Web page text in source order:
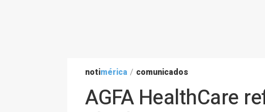
notimérica / comunicados
AGFA HealthCare